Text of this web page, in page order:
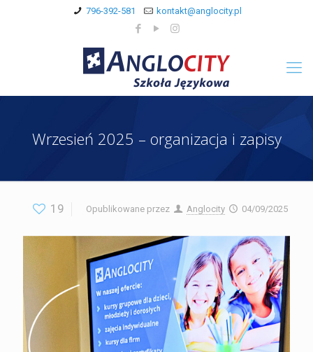
796-392-581 kontakt@anglocity.pl
Wrzesień 2025 – organizacja i zapisy
19 Opublikowane przez Anglocity 04/09/2025